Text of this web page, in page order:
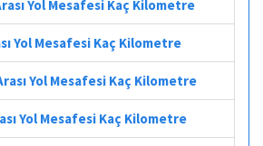
Yol Mesafesi Kaç Kilometre
Yol Mesafesi Kaç Kilometre
Yol Mesafesi Kaç Kilometre
Yol Mesafesi Kaç Kilometre